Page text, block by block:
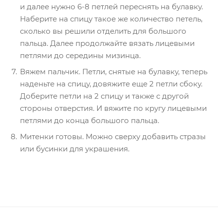
и далее нужно 6-8 петлей переснять на булавку.
Наберите на спицу такое же количество петель,
сколько вы решили отделить для большого
пальца. Далее продолжайте вязать лицевыми
петлями до середины мизинца.
Вяжем пальчик. Петли, снятые на булавку, теперь
наденьте на спицу, довяжите еще 2 петли сбоку.
Доберите петли на 2 спицу и также с другой
стороны отверстия. И вяжите по кругу лицевыми
петлями до конца большого пальца.
Митенки готовы. Можно сверху добавить стразы
или бусинки для украшения.